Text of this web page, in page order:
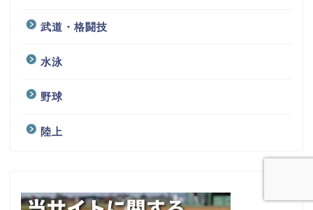
武道・格闘技
水泳
野球
陸上